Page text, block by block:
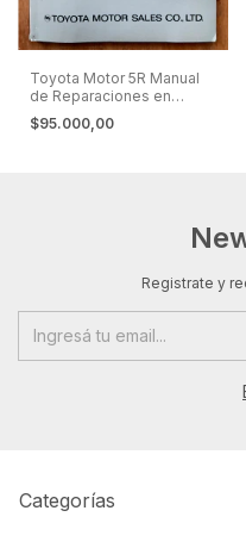
Toyota Motor 5R Manual
de Reparaciones en
Español
$95.000,00
Registrate y
Categorías